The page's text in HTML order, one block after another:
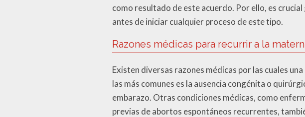
como resultado de este acuerdo. Por ello, es
antes de iniciar cualquier proceso de este tipo.
Razones médicas para recurrir a la
Existen diversas razones médicas por las cuales
las más comunes es la ausencia congénita o
embarazo. Otras condiciones médicas, como
previas de abortos espontáneos recurrentes,